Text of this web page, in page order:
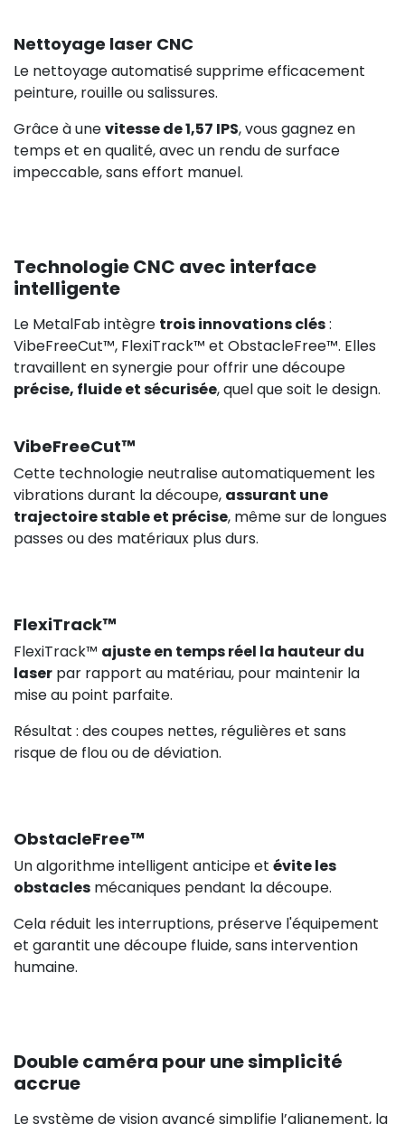
748,92 €HT
Nettoyage laser CNC
Le nettoyage automatisé supprime efficacement
peinture, rouille ou salissures.
Grâce à unevitesse de 1,57 IPS, vous gagnez en
temps et en qualité, avec un rendu de surface
impeccable, sans effort manuel.
Technologie CNC avec interface
intelligente
Le MetalFab intègre trois innovations clés:
VibeFreeCut™, FlexiTrack™ et ObstacleFree™. Elles
travaillent en synergie pour offrir une découpe
précise, fluide et sécurisée, quel que soit le design.
VibeFreeCut™
Cette technologie neutralise automatiquement les
vibrations durant la découpe, assurant une
trajectoire stable et précise, même sur de longues
passes ou des matériaux plus durs.
FlexiTrack™
FlexiTrack™ ajuste en temps réel la hauteur du
laser par rapport au matériau, pour maintenir la
mise au point parfaite.
Résultat : des coupes nettes, régulières et sans
risque de flou ou de déviation.
ObstacleFree™
Un algorithme intelligent anticipe et évite les
obstacles mécaniques pendant la découpe.
Cela réduit les interruptions, préserve l'équipement
et garantit une découpe fluide, sans intervention
humaine.
Double caméra pour une simplicité
accrue
Le système de vision avancé simplifie l’alignement, la